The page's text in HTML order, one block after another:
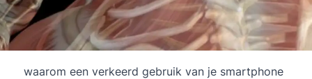
waarom een verkeerd gebruik van je smartphone